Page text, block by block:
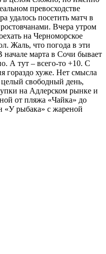
превосходстве
удалось посетить матч в
Вчера утром
на Черноморское
Жаль, что погода в эти
начале марта в Сочи бывает
А тут – всего-то +10. С
гораздо хуже. Нет смысла
свободный день,
на Адлерском рынке и
от пляжа «Чайка» до
рыбака» с жареной